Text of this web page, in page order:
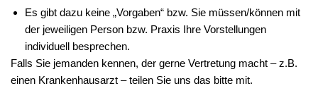
Es gibt dazu keine „Vorgaben“ bzw. Sie müssen/können mit
der jeweiligen Person bzw. Praxis Ihre Vorstellungen
individuell besprechen.
Falls Sie jemanden kennen, der gerne Vertretung macht – z.B.
einen Krankenhausarzt – teilen Sie uns das bitte mit.